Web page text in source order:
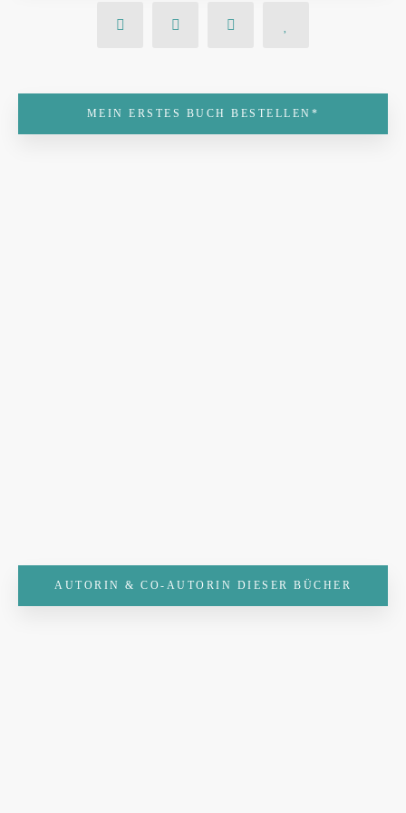
MEIN ERSTES BUCH BESTELLEN*
AUTORIN & CO-AUTORIN DIESER BÜCHER